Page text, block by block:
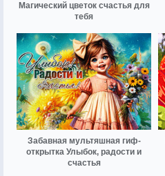
Магический цветок счастья для
тебя
Забавная мультяшная гиф-
открытка Улыбок, радости и
счастья